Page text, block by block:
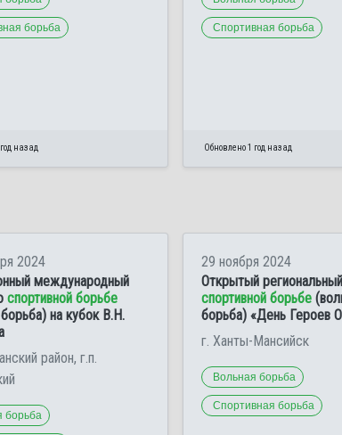
борьба
назад
Спортивная борьба
Обновлено 1 год назад
2024
международный
спортивной борьбе
на кубок В.Н.
район, г.п.
борьба
29 ноября 2024
Открытый
спортивной борьбе
борьба) «День Героев
г. Ханты-Мансийск
Вольная борьба
Спортивная борьба